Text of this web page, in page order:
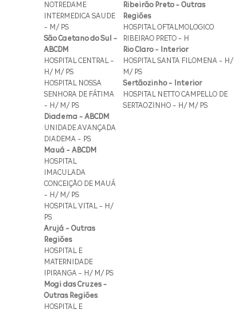
NOTREDAME
INTERMEDICA SAUDE
- M/ PS
São Caetano do Sul -
ABCDM
HOSPITAL CENTRAL -
H/ M/ PS
HOSPITAL NOSSA
SENHORA DE FÁTIMA
- H/ M/ PS
Diadema - ABCDM
UNIDADE AVANÇADA
DIADEMA - PS
Mauá - ABCDM
HOSPITAL
IMACULADA
CONCEIÇÃO DE MAUÁ
- H/ M/ PS
HOSPITAL VITAL - H/
PS
Arujá - Outras
Regiões
HOSPITAL E
MATERNIDADE
IPIRANGA - H/ M/ PS
Mogi das Cruzes -
Outras Regiões
HOSPITAL E
Ribeirão Preto - Outras
Regiões
HOSPITAL OFTALMOLOGICO
RIBEIRAO PRETO - H
Rio Claro - Interior
HOSPITAL SANTA FILOMENA - H/
M/ PS
Sertãozinho - Interior
HOSPITAL NETTO CAMPELLO DE
SERTAOZINHO - H/ M/ PS